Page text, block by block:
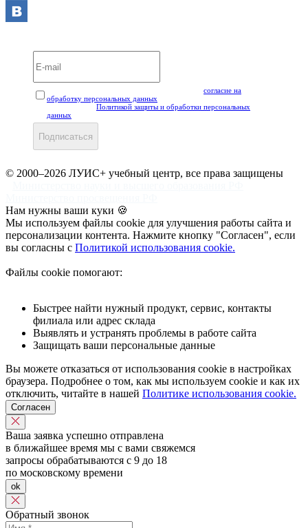
согласие на
обработку персональных данных
Политикой защиты и обработки персональных
данных
Подписаться
© 2000–2026 ЛУИС+ учебный центр, все права защищены
Нам нужны ваши куки 🍪
Мы используем файлы cookie для улучшения работы сайта и
персонализации контента. Нажмите кнопку "Согласен", если
вы согласны с Политикой использования cookie.
Файлы cookie помогают:
Быстрее найти нужный продукт, сервис, контакты
филиала или адрес склада
Выявлять и устранять проблемы в работе сайта
Защищать ваши персональные данные
Вы можете отказаться от использования cookie в настройках
браузера. Подробнее о том, как мы используем cookie и как их
отключить, читайте в нашей Политике использования cookie.
Согласен
Ваша заявка успешно отправлена
в ближайшее время мы с вами свяжемся
запросы обрабатываются с 9 до 18
по московскому времени
ok
Обратный звонок